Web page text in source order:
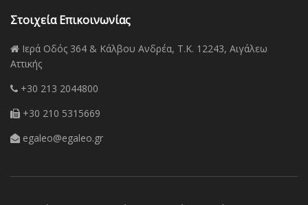
Στοιχεία Επικοινωνίας
Ιερά Οδός 364 & Κάλβου Ανδρέα, Τ.Κ. 12243, Αιγάλεω
Αττικής
+30 213 2044800
+30 210 5315669
egaleo@egaleo.gr